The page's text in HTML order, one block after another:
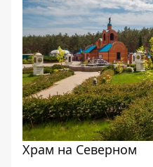
Храм на Северном